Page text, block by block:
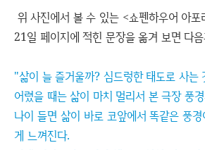
위 사진에서 볼 수 있는 <쇼펜하우어 아
21일 페이지에 적힌 문장을 옮겨 보면 다
"삶이 늘 즐거울까? 심드렁한 태도로 사는
어렸을 때는 삶이 마치 멀리서 본 극장 풍
나이 들면 삶이 바로 코앞에서 똑같은 풍
게 느껴진다.